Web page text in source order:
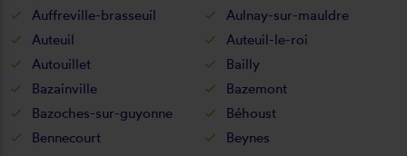
Auffreville-brasseuil
Aulnay-sur-mauldre
Auteuil
Auteuil-le-roi
Autouillet
Bailly
Bazainville
Bazemont
Bazoches-sur-guyonne
Béhoust
Bennecourt
Beynes